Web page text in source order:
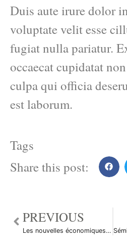
Duis aute irure dolor
voluptate velit esse
fugiat nulla pariatur.
occaecat cupidatat
culpa qui officia
est laborum.
Tags
Share this post:
PREVIOUS
Les nouvelles économiques du 22 février 2011